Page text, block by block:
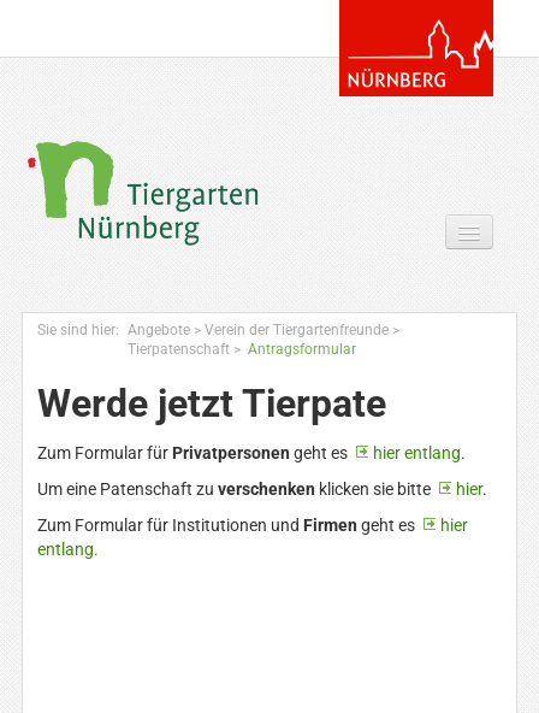
Entdecken
Zoowissen & Co
Angebote
Sie sind hier: Angebote> Verein der Tiergartenfreunde>
Tierpatenschaft> Antragsformular
Werde jetzt Tierpate
Zum Formular für Privatpersonen geht es hier entlang.
Um eine Patenschaft zu verschenken klicken sie bitte hier.
Zum Formular für Institutionen und Firmen geht es
hier
entlang.